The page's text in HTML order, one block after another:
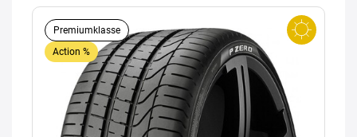
Premiumklasse
Action %